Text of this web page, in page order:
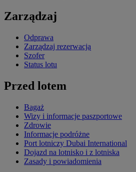
Zarządzaj
Odprawa
Zarządzaj rezerwacją
Szofer
Status lotu
Przed lotem
Bagaż
Wizy i informacje paszportowe
Zdrowie
Informacje podróżne
Port lotniczy Dubai International
Dojazd na lotnisko i z lotniska
Zasady i powiadomienia